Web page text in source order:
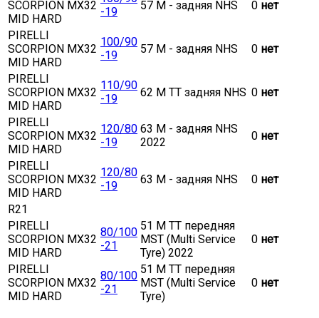
SCORPION MX32
MID HARD
-19
57 M - задняя NHS 0 нет
PIRELLI
SCORPION MX32
MID HARD
100/90
-19
57 M - задняя NHS 0 нет
PIRELLI
SCORPION MX32
MID HARD
110/90
-19
62 M TT задняя NHS 0 нет
PIRELLI
SCORPION MX32
MID HARD
120/80
-19
63 M - задняя NHS
2022
0 нет
PIRELLI
SCORPION MX32
MID HARD
120/80
-19
63 M - задняя NHS 0 нет
R21
PIRELLI
SCORPION MX32
MID HARD
80/100
-21
51 M TT передняя
MST (Multi Service
Tyre) 2022
0 нет
PIRELLI
SCORPION MX32
MID HARD
80/100
-21
51 M TT передняя
MST (Multi Service
Tyre)
0 нет